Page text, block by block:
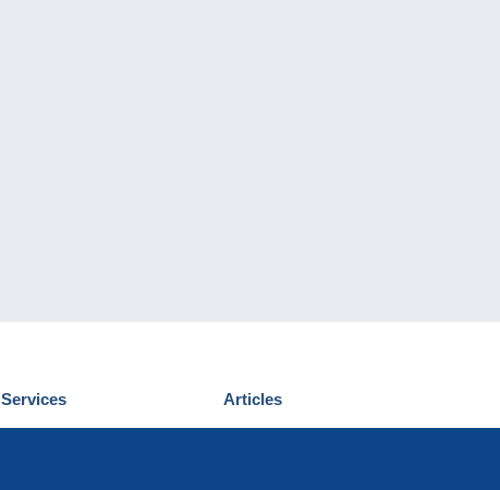
Services
Découvrir Delcampe
Articles